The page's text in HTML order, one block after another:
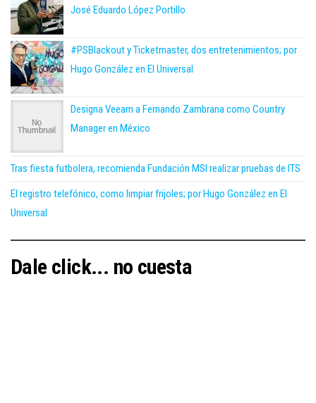
José Eduardo López Portillo
#PSBlackout y Ticketmaster, dos entretenimientos; por
Hugo González en El Universal
Designa Veeam a Fernando Zambrana como Country
Manager en México
Tras fiesta futbolera, recomienda Fundación MSI realizar pruebas de ITS
El registro telefónico, como limpiar frijoles; por Hugo González en El
Universal
Dale click... no cuesta